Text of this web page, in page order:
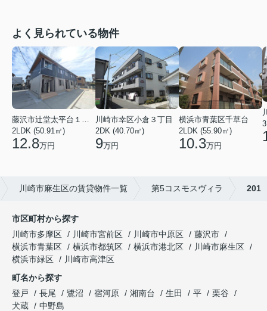
よく見られている物件
2LDK (50.91㎡)
12.8万円
川崎市幸区小倉３丁目
2DK (40.70㎡)
9万円
横浜市青葉区千草台
2LDK (55.90㎡)
10.3万円
川崎市麻生区の賃貸物件一覧 第5コスモスヴィラ 201
市区町村から探す
川崎市多摩区
川崎市宮前区 川崎市中原区
藤沢市
横浜市青葉区
横浜市都筑区 横浜市港北区
川崎市麻生区
横浜市緑区
川崎市高津区
町名から探す
登戸
長尾 鷺沼 宿河原 湘南台 生田 平
栗谷
犬蔵
中野島